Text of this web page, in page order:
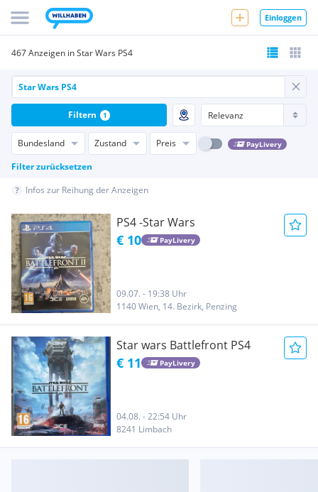
Einloggen
467 Anzeigen in Star Wars PS4
Bundesland Zustand Preis PayLivery
Filter zurücksetzen
Filtern 1
Infos zur Reihung der Anzeigen
PS4 -Star Wars
€ 10 PayLivery
09.07. - 19:38 Uhr
1140 Wien, 14. Bezirk, Penzing
Star wars Battlefront PS4
€ 11 PayLivery
04.08. - 22:54 Uhr
8241 Limbach